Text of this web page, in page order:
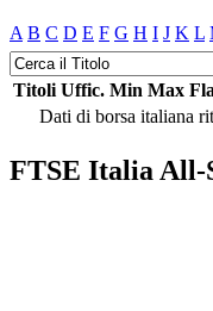
A B C D E F G H I J K L
Titoli Uffic. Min Max
Dati di borsa italiana
FTSE Italia All-